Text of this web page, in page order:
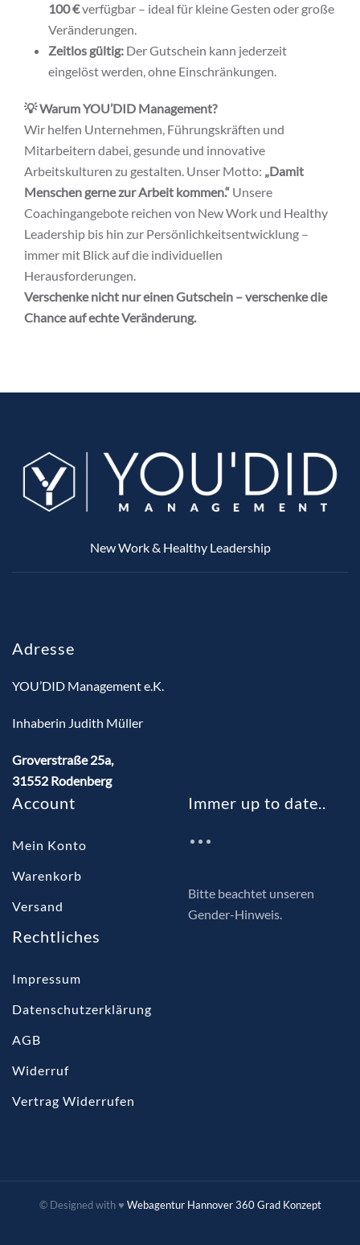
100 €verfügbar – ideal für kleine Gesten oder große
Veränderungen.
Zeitlos gültig: Der Gutschein kann jederzeit
eingelöst werden, ohne Einschränkungen.
💡 Warum YOU’DID Management?
Wir helfen Unternehmen, Führungskräften und
Mitarbeitern dabei, gesunde und innovative
Arbeitskulturen zu gestalten. Unser Motto: „Damit
Menschen gerne zur Arbeit kommen.“ Unsere
Coachingangebote reichen von New Work und Healthy
Leadership bis hin zur Persönlichkeitsentwicklung –
immer mit Blick auf die individuellen
Herausforderungen.
Verschenke nicht nur einen Gutschein – verschenke die
Chance auf echte Veränderung.
New Work & Healthy Leadership
Adresse
YOU’DID Management e.K.
Inhaberin Judith Müller
Groverstraße 25a,
31552 Rodenberg
Account
Mein Konto
Warenkorb
Versand
Immer up to date..
Bitte beachtet unseren
Gender-Hinweis.
Rechtliches
Impressum
Datenschutzerklärung
AGB
Widerruf
Vertrag Widerrufen
© Designed with ♥ Webagentur Hannover 360 Grad Konzept